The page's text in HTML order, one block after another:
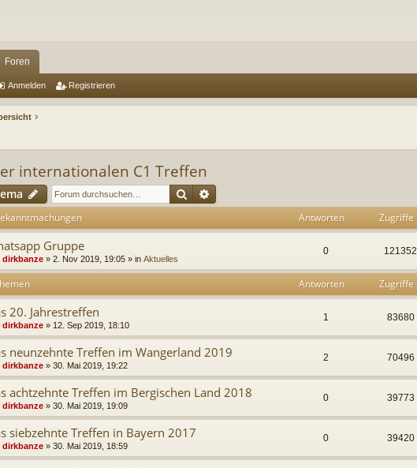
Foren
Anmelden Registrieren
internationalen C1 Treffen
Suche
Antworten Zugriffe
Gruppe
dirkbanze » 2. Nov 2019, 19:05 » in Aktuelles
0 121352
Antworten Zugriffe
20. Jahrestreffen
dirkbanze » 12. Sep 2019, 18:10
1 83680
neunzehnte Treffen im Wangerland 2019
dirkbanze » 30. Mai 2019, 19:22
2 70496
achtzehnte Treffen im Bergischen Land 2018
dirkbanze » 30. Mai 2019, 19:09
0 39773
siebzehnte Treffen in Bayern 2017
dirkbanze » 30. Mai 2019, 18:59
0 39420